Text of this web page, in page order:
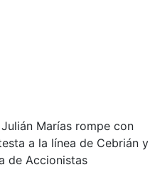
Julián Marías rompe con
a la línea de Cebrián y
de Accionistas